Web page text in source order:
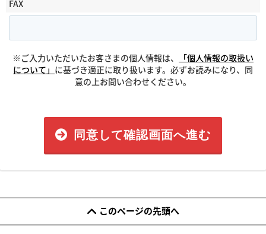
FAX
※ご入力いただいたお客さまの個人情報は、
「個人情報の取扱い
について」 に基づき適正に取り扱います。必ずお読みになり、同
意の上お問い合わせください。
同意して確認画面へ進む
このページの先頭へ